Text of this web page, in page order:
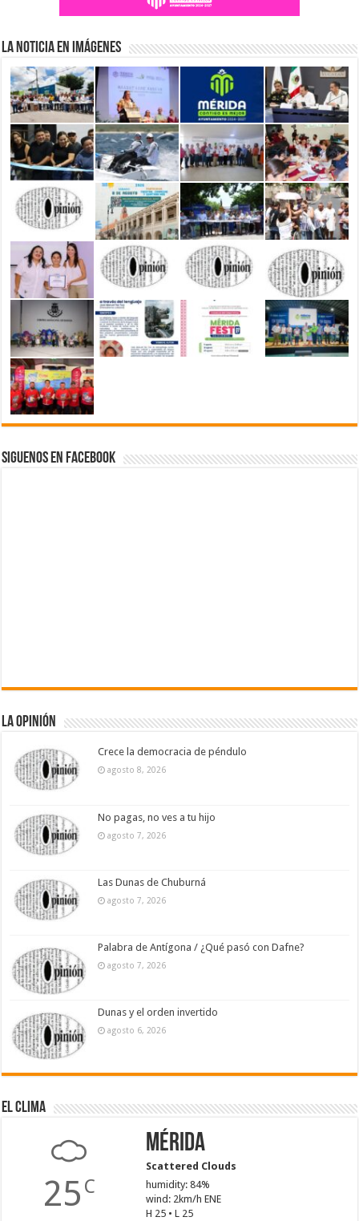
La Noticia en Imágenes
Siguenos en Facebook
La Opinión
Crece la democracia de péndulo
agosto 8, 2026
No pagas, no ves a tu hijo
agosto 7, 2026
Las Dunas de Chuburná
agosto 7, 2026
Palabra de Antígona / ¿Qué pasó con Dafne?
agosto 7, 2026
Dunas y el orden invertido
agosto 6, 2026
El Clima
25 C
Mérida
Scattered Clouds
humidity: 84%
wind: 2km/h ENE
H 25 • L 25